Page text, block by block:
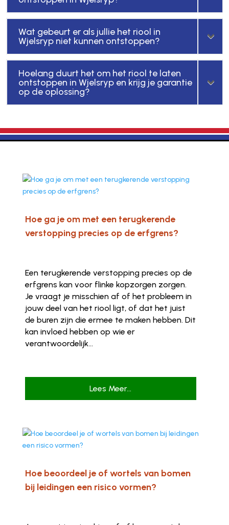
Wat gebeurt er als jullie het riool in
Wjelsryp niet kunnen ontstoppen?
Hoelang duurt het om het riool te laten
ontstoppen in Wjelsryp en krijg je garantie
op de oplossing?
Hoe ga je om met een terugkerende
verstopping precies op de erfgrens?
Een terugkerende verstopping precies op de
erfgrens kan voor flinke kopzorgen zorgen.
Je vraagt je misschien af of het probleem in
jouw deel van het riool ligt, of dat het juist
de buren zijn die ermee te maken hebben. Dit
kan invloed hebben op wie er
verantwoordelijk...
Lees Meer...
Hoe beoordeel je of wortels van bomen
bij leidingen een risico vormen?